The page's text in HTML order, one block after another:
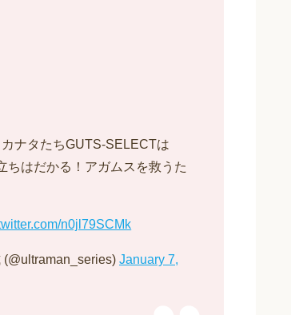
ナタたちGUTS-SELECTは
ちはだかる！アガムスを救うた
n0jl79SCMk
January 7,